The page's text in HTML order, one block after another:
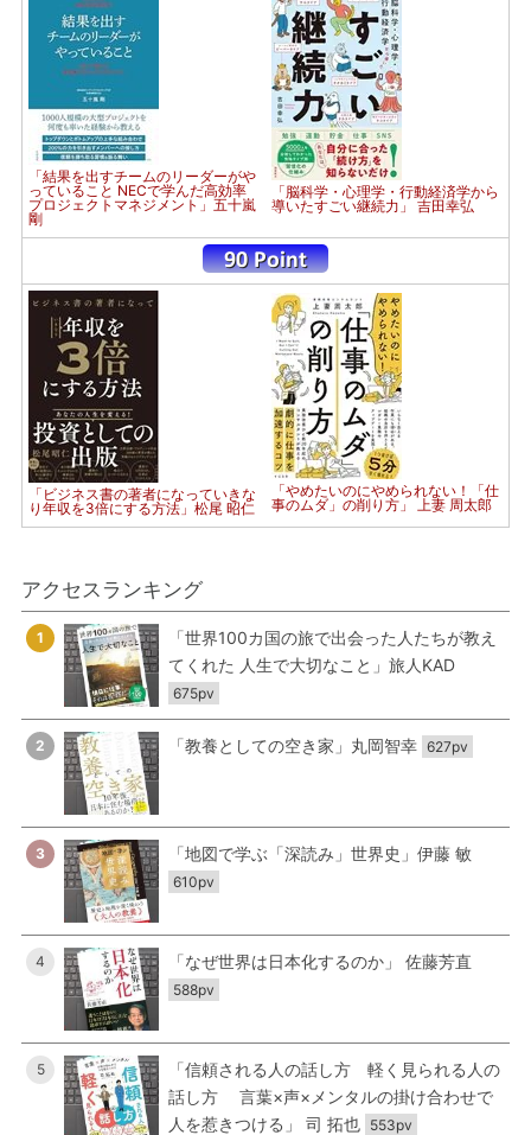
「結果を出すチームのリーダーがや
っていること NECで学んだ高効率
プロジェクトマネジメント」五十嵐
剛
「脳科学・心理学・行動経済学から
導いたすごい継続力」 吉田幸弘
「ビジネス書の著者になっていきな
り年収を3倍にする方法」松尾 昭仁
「やめたいのにやめられない！「仕
事のムダ」の削り方」 上妻 周太郎
アクセスランキング
1
「世界100カ国の旅で出会った人たちが教え
てくれた 人生で大切なこと」旅人KAD
675pv
2 「教養としての空き家」丸岡智幸 627pv
3 「地図で学ぶ「深読み」世界史」伊藤 敏
610pv
4 「なぜ世界は日本化するのか」 佐藤芳直
588pv
5
「信頼される人の話し方 軽く見られる人の
話し方 言葉×声×メンタルの掛け合わせで
人を惹きつける」 司 拓也 553pv